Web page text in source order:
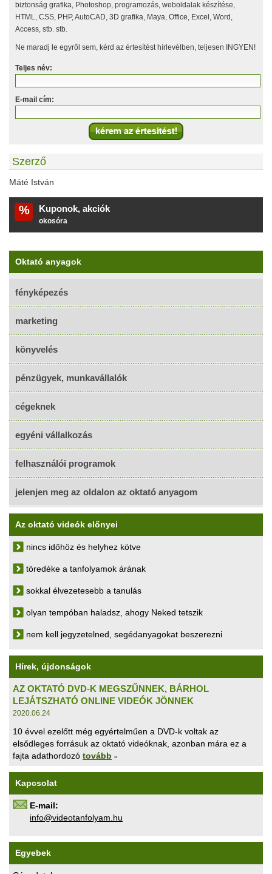
biztonság grafika, Photoshop, programozás, weboldalak készítése,
HTML, CSS, PHP, AutoCAD, 3D grafika, Maya, Office, Excel, Word,
Access, stb. stb.
Ne maradj le egyről sem, kérd az értesítést hírlevélben, teljesen INGYEN!
Teljes név:
E-mail cím:
Szerző
Máté István
% Kuponok, akciók
okosóra
Oktató anyagok
fényképezés
marketing
könyvelés
pénzügyek, munkavállalók
cégeknek
egyéni vállalkozás
felhasználói programok
jelenjen meg az oldalon az oktató anyagom
Az oktató videók előnyei
nincs időhöz és helyhez kötve
töredéke a tanfolyamok árának
sokkal élvezetesebb a tanulás
olyan tempóban haladsz, ahogy Neked tetszik
nem kell jegyzetelned, segédanyagokat beszerezni
Hírek, újdonságok
AZ OKTATÓ DVD-K MEGSZŰNNEK, BÁRHOL
LEJÁTSZHATÓ ONLINE VIDEÓK JÖNNEK
2020.06.24
10 évvel ezelőtt még egyértelműen a DVD-k voltak az
elsődleges forrásuk az oktató videóknak, azonban mára ez a
fajta adathordozó tovább »
Kapcsolat
E-mail:
uh.maylofnatoediv@ofni
Egyebek